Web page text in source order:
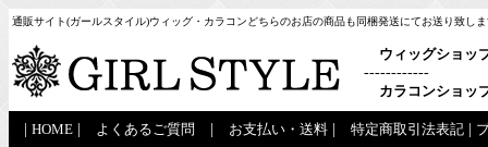
通販サイト(ガールスタイル)ウィッグ・カラコンどちらのお店の商品も同梱発送にてお送り致し
ウィッグショッ
------------
カラコンショッ
HOME よくあるご質問 お支払い・送料 特定商取引法表記